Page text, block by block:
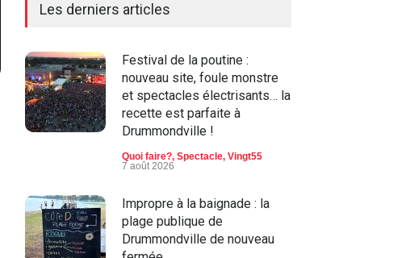
Les derniers articles
Festival de la poutine :
nouveau site, foule monstre
et spectacles électrisants… la
recette est parfaite à
Drummondville !
Quoi faire?, Spectacle, Vingt55
7 août 2026
Impropre à la baignade : la
plage publique de
Drummondville de nouveau